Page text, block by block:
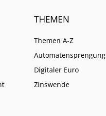
THEMEN
Themen A-Z
Automatensprengung
Digitaler Euro
Zinswende